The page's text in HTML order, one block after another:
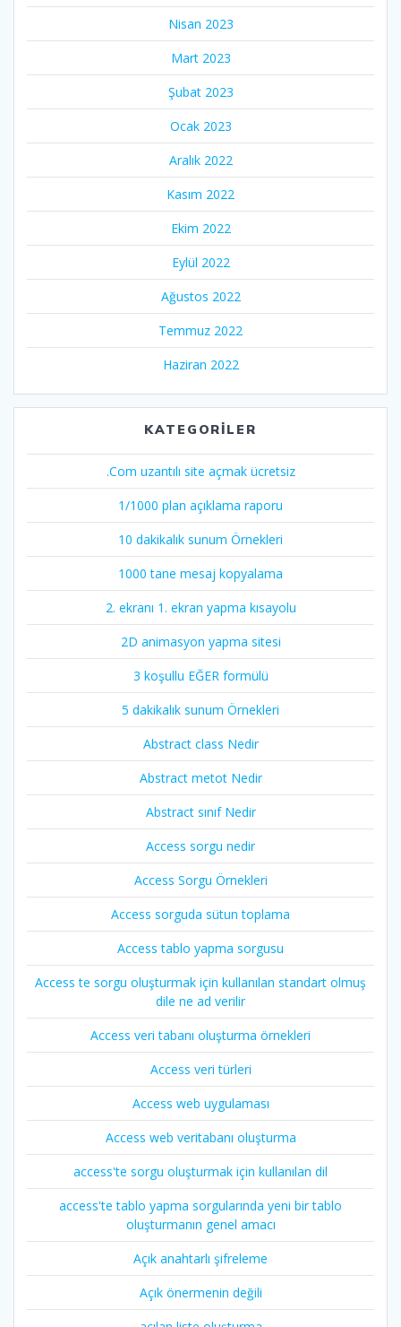
Nisan 2023
Mart 2023
Şubat 2023
Ocak 2023
Aralık 2022
Kasım 2022
Ekim 2022
Eylül 2022
Ağustos 2022
Temmuz 2022
Haziran 2022
KATEGORILER
.Com uzantılı site açmak ücretsiz
1/1000 plan açıklama raporu
10 dakikalık sunum Örnekleri
1000 tane mesaj kopyalama
2. ekranı 1. ekran yapma kısayolu
2D animasyon yapma sitesi
3 koşullu EĞER formülü
5 dakikalık sunum Örnekleri
Abstract class Nedir
Abstract metot Nedir
Abstract sınıf Nedir
Access sorgu nedir
Access Sorgu Örnekleri
Access sorguda sütun toplama
Access tablo yapma sorgusu
Access te sorgu oluşturmak için kullanılan standart olmuş
dile ne ad verilir
Access veri tabanı oluşturma örnekleri
Access veri türleri
Access web uygulaması
Access web veritabanı oluşturma
access'te sorgu oluşturmak için kullanılan dil
access'te tablo yapma sorgularında yeni bir tablo
oluşturmanın genel amacı
Açık anahtarlı şifreleme
Açık önermenin değili